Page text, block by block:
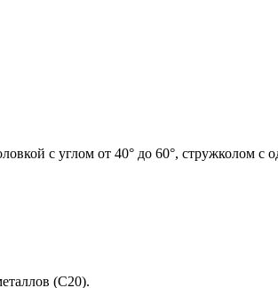
с углом от 40° до 60°, стружколом с
(C20).